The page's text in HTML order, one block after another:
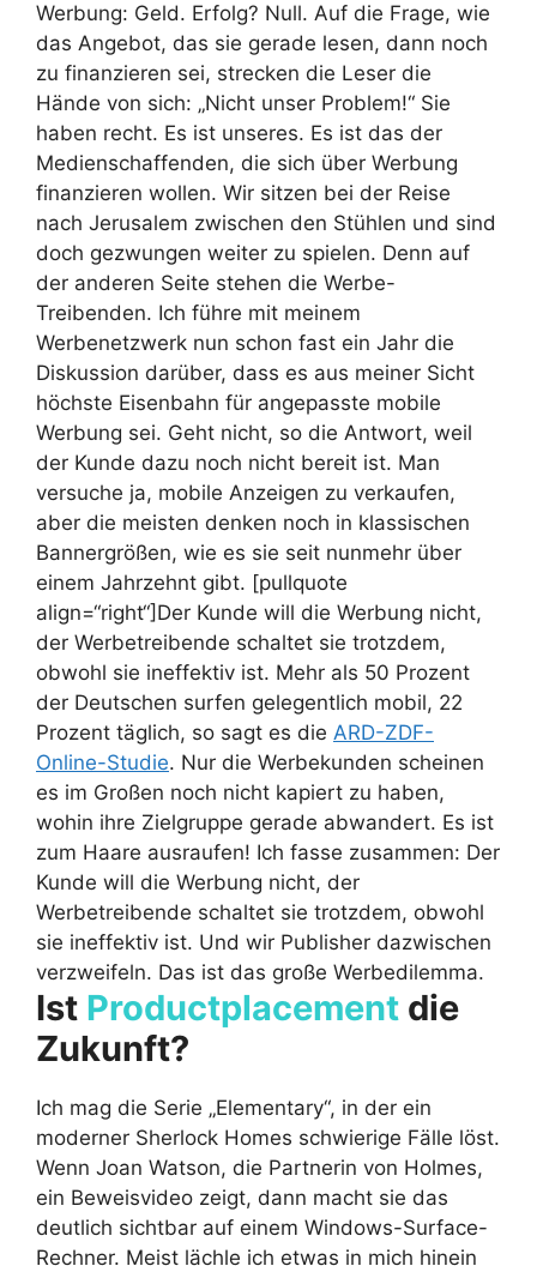
Werbung: Geld. Erfolg? Null. Auf die Frage, wie
das Angebot, das sie gerade lesen, dann noch
zu finanzieren sei, strecken die Leser die
Hände von sich: „Nicht unser Problem!“ Sie
haben recht. Es ist unseres. Es ist das der
Medienschaffenden, die sich über Werbung
finanzieren wollen. Wir sitzen bei der Reise
nach Jerusalem zwischen den Stühlen und sind
doch gezwungen weiter zu spielen. Denn auf
der anderen Seite stehen die Werbe-
Treibenden. Ich führe mit meinem
Werbenetzwerk nun schon fast ein Jahr die
Diskussion darüber, dass es aus meiner Sicht
höchste Eisenbahn für angepasste mobile
Werbung sei. Geht nicht, so die Antwort, weil
der Kunde dazu noch nicht bereit ist. Man
versuche ja, mobile Anzeigen zu verkaufen,
aber die meisten denken noch in klassischen
Bannergrößen, wie es sie seit nunmehr über
einem Jahrzehnt gibt. [pullquote
align=“right“]Der Kunde will die Werbung nicht,
der Werbetreibende schaltet sie trotzdem,
obwohl sie ineffektiv ist. Mehr als 50 Prozent
der Deutschen surfen gelegentlich mobil, 22
Prozent täglich, so sagt es die ARD-ZDF-
Online-Studie. Nur die Werbekunden scheinen
es im Großen noch nicht kapiert zu haben,
wohin ihre Zielgruppe gerade abwandert. Es ist
zum Haare ausraufen! Ich fasse zusammen: Der
Kunde will die Werbung nicht, der
Werbetreibende schaltet sie trotzdem, obwohl
sie ineffektiv ist. Und wir Publisher dazwischen
verzweifeln. Das ist das große Werbedilemma.
Ist Productplacement die
Zukunft?
Ich mag die Serie „Elementary“, in der ein
moderner Sherlock Homes schwierige Fälle löst.
Wenn Joan Watson, die Partnerin von Holmes,
ein Beweisvideo zeigt, dann macht sie das
deutlich sichtbar auf einem Windows-Surface-
Rechner. Meist lächle ich etwas in mich hinein